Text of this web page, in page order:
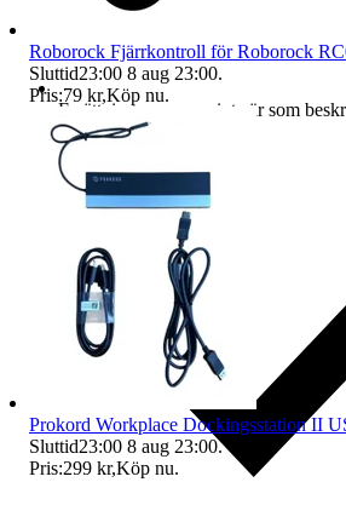
Ersättning om varan inte är som
Roborock Fjärrkontroll för Roborock
Sluttid23:00 8 aug 23:00.
Pris:79 kr,Köp nu.
Prokord Workplace Dockingsstation II
Sluttid23:00 8 aug 23:00.
Pris:299 kr,Köp nu.